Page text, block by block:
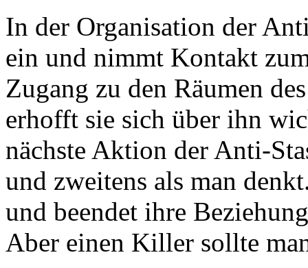
In der Organisation der
ein und nimmt Kontakt
Zugang zu den Räumen
erhofft sie sich über ihn
nächste Aktion der Anti-
und zweitens als man
und beendet ihre
Aber einen Killer sollte